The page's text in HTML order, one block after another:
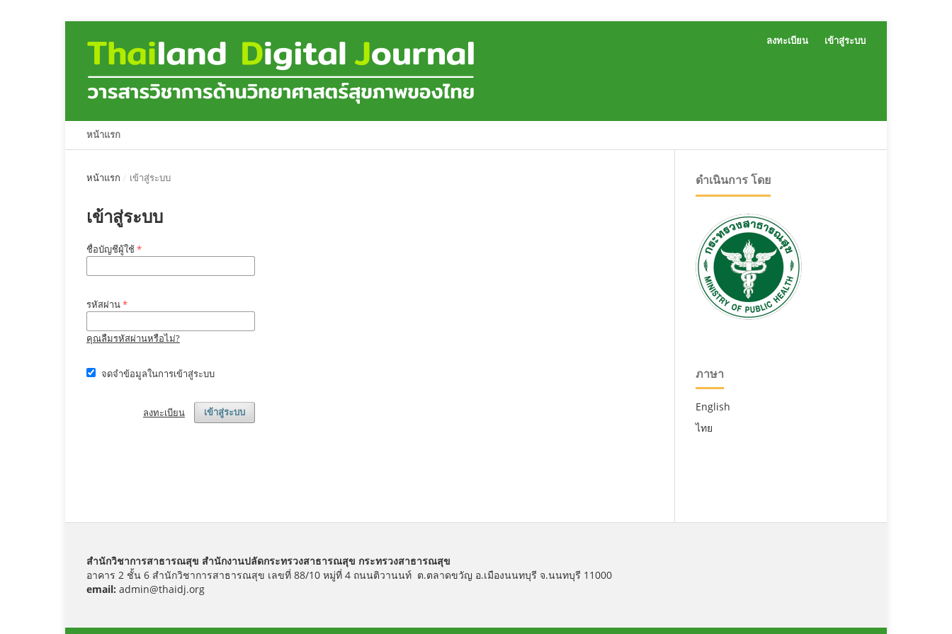
หน้าแรก
ลงทะเบียน เข้าสู่ระบบ
หน้าแรก / เข้าสู่ระบบ
เข้าสู่ระบบ
ชื่อบัญชีผู้ใช้*
รหัสผ่าน*
คุณลืมรหัสผ่านหรือไม่?
จดจำข้อมูลในการเข้าสู่ระบบ
เข้าสู่ระบบ
ลงทะเบียน
ดำเนินการ โดย
ภาษา
English
ไทย
สำนักวิชาการสาธารณสุข สำนักงานปลัดกระทรวงสาธารณสุข กระทรวงสาธารณสุข
อาคาร 2 ชั้น 6 สำนักวิชาการสาธารณสุข เลขที่ 88/10 หมู่ที่ 4 ถนนติวานนท์ ต.ตลาดขวัญ อ.เมืองนนทบุรี จ.นนทบุรี 11000
email: admin@thaidj.org